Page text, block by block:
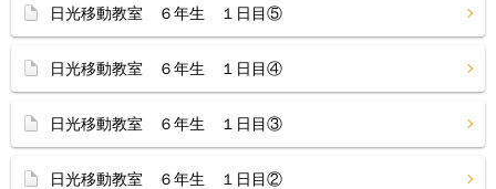
日光移動教室 ６年生 １日目⑤
日光移動教室 ６年生 １日目④
日光移動教室 ６年生 １日目③
日光移動教室 ６年生 １日目②